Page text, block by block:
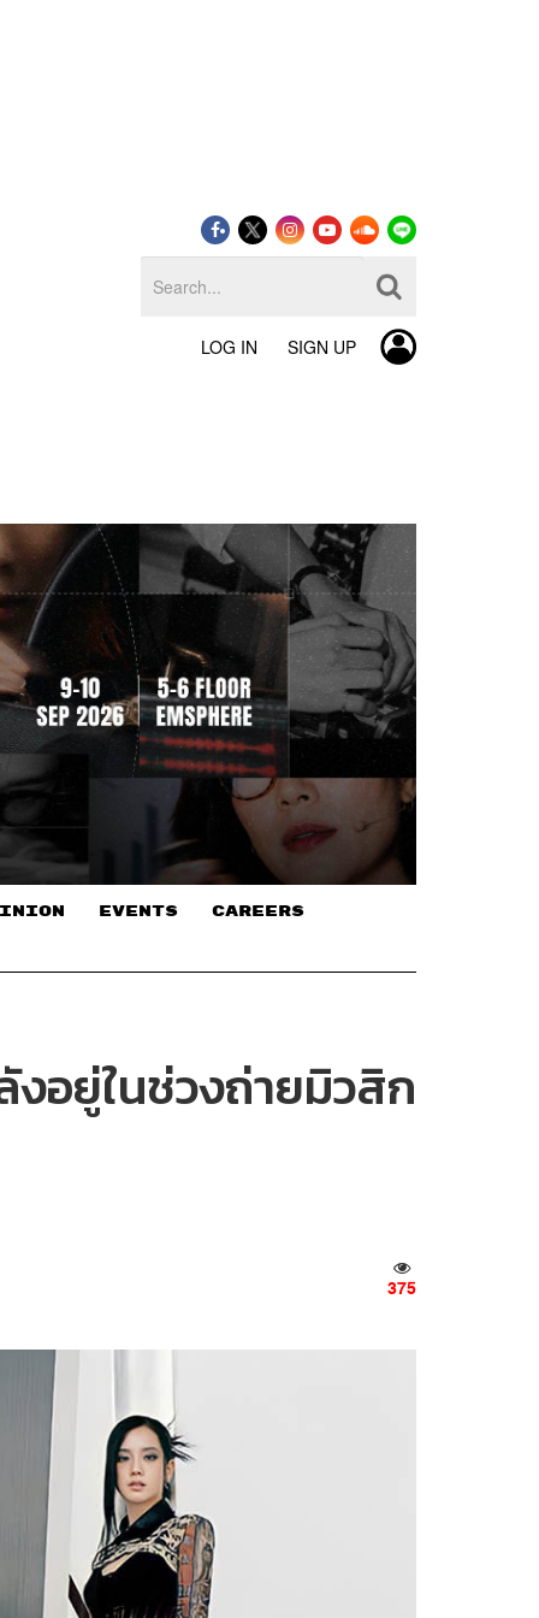
LOG IN SIGN UP
EVENTS CAREERS
งอยู่ในช่วงถ่ายมิวสิก
375